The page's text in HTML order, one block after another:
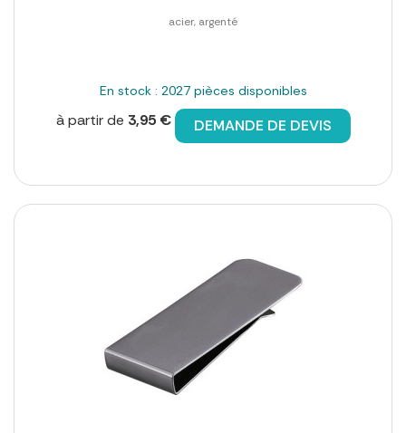
acier, argenté
En stock : 2027 pièces disponibles
à partir de 3,95 € DEMANDE DE DEVIS